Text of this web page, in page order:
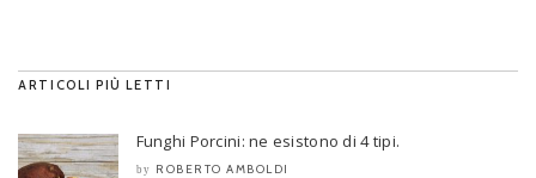
ARTICOLI PIÙ LETTI
Funghi Porcini: ne esistono di 4 tipi.
by ROBERTO AMBOLDI